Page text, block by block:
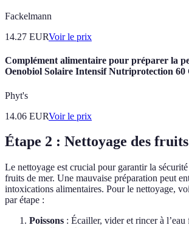
Fackelmann
14.27 EURVoir le prix
Complément alimentaire pour préparer la
Oenobiol Solaire Intensif Nutriprotection 60
Phyt's
14.06 EURVoir le prix
Étape 2 : Nettoyage des
Le nettoyage est crucial pour garantir la
fruits de mer. Une mauvaise préparation peut
intoxications alimentaires. Pour le nettoyage,
par étape :
Poissons : Écailler, vider et rincer à